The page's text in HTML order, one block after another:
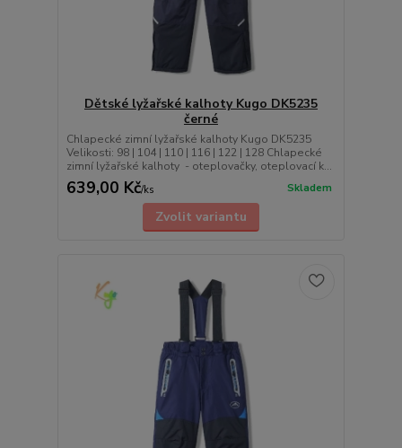
Dětské lyžařské kalhoty Kugo DK5235
černé
Chlapecké zimní lyžařské kalhoty Kugo DK5235
Velikosti: 98 | 104 | 110 | 116 | 122 | 128 Chlapecké
zimní lyžařské kalhoty - oteplovačky, oteplovací k...
639,00 Kč/ks Skladem
Zvolit variantu